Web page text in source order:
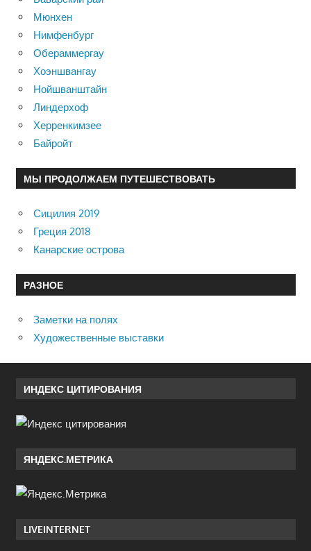
Мюнхен
Нимфенбург
Обераммергау
Хоэншвангау
Нойшванштайн
Линдерхоф
Херренкимзее
Байройт
МЫ ПРОДОЛЖАЕМ ПУТЕШЕСТВОВАТЬ
Сицилия 2019
Греция 2018
Канарские острова
РАЗНОЕ
Заметки на полях
Художественные выставки
ИНДЕКС ЦИТИРОВАНИЯ
ЯНДЕКС.МЕТРИКА
LIVEINTERNET